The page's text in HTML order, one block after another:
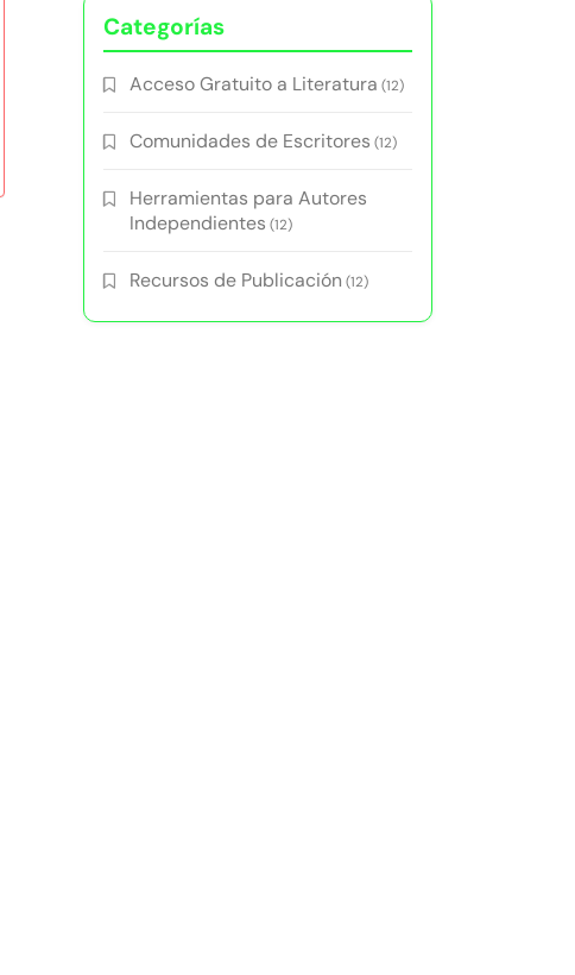
Categorías
Acceso Gratuito a Literatura (12)
Comunidades de Escritores (12)
Herramientas para Autores
Independientes (12)
Recursos de Publicación (12)